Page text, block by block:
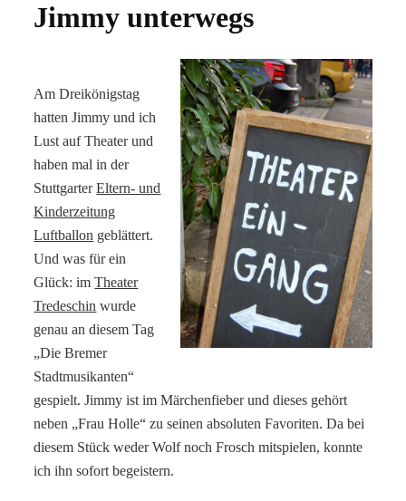
Jimmy unterwegs
Am Dreikönigstag
hatten Jimmy und ich
Lust auf Theater und
haben mal in der
StuttgarterEltern- und
Kinderzeitung
Luftballon geblättert.
Und was für ein
Glück: imTheater
Tredeschin wurde
genau an diesem Tag
„Die Bremer
Stadtmusikanten“
gespielt. Jimmy ist im Märchenfieber und dieses gehört
neben „Frau Holle“ zu seinen absoluten Favoriten. Da bei
diesem Stück weder Wolf noch Frosch mitspielen, konnte
ich ihn sofort begeistern.